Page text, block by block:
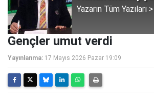
Yazarın Tüm Yazıları >
Gençler umut verdi
Yayınlanma: 17 Mayıs 2026 Pazar 19:09